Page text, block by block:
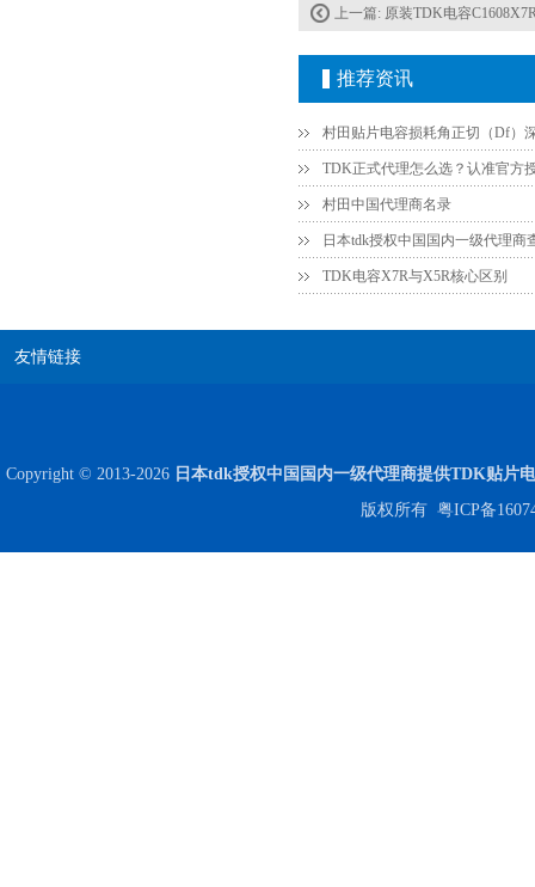
上一篇: 原装TDK电容C1608X7R1E224KT000N 0603
推荐资讯
村田中国代理商名录
日本tdk授权中国国内一级代理商
TDK电容X7R与X5R核心区别
友情链接
Copyright © 2013-2026 日本tdk授权中国国内一级代理商提供TDK贴片
版权所有 粤ICP备